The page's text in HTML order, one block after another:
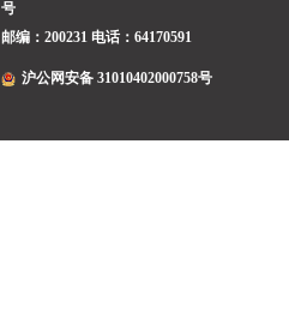
号
邮编：200231 电话：64170591
沪公网安备 31010402000758号